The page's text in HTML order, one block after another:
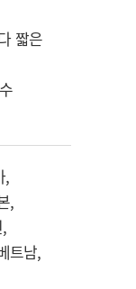
짧은
,
,
트남,